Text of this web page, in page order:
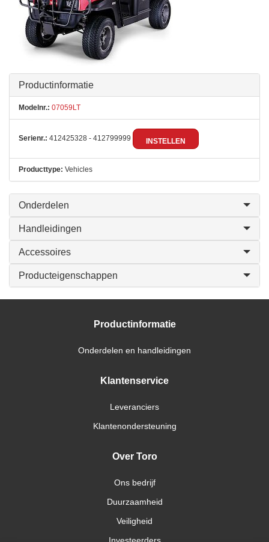
Productinformatie
Modelnr.: 07059LT
Serienr.: 412425328 - 412799999 INSTELLEN
Producttype: Vehicles
Onderdelen
Handleidingen
Accessoires
Producteigenschappen
Productinformatie
Onderdelen en handleidingen
Klantenservice
Leveranciers
Klantenondersteuning
Over Toro
Ons bedrijf
Duurzaamheid
Veiligheid